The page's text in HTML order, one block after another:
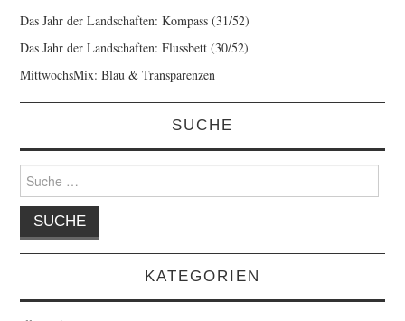
Das Jahr der Landschaften: Kompass (31/52)
Das Jahr der Landschaften: Flussbett (30/52)
MittwochsMix: Blau & Transparenzen
SUCHE
nach:
KATEGORIEN